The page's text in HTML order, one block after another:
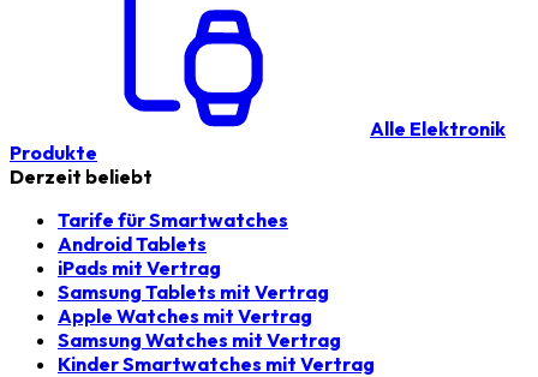
Alle Elektronik
Produkte
Derzeit beliebt
Tarife für Smartwatches
Android Tablets
iPads mit Vertrag
Samsung Tablets mit Vertrag
Apple Watches mit Vertrag
Samsung Watches mit Vertrag
Kinder Smartwatches mit Vertrag